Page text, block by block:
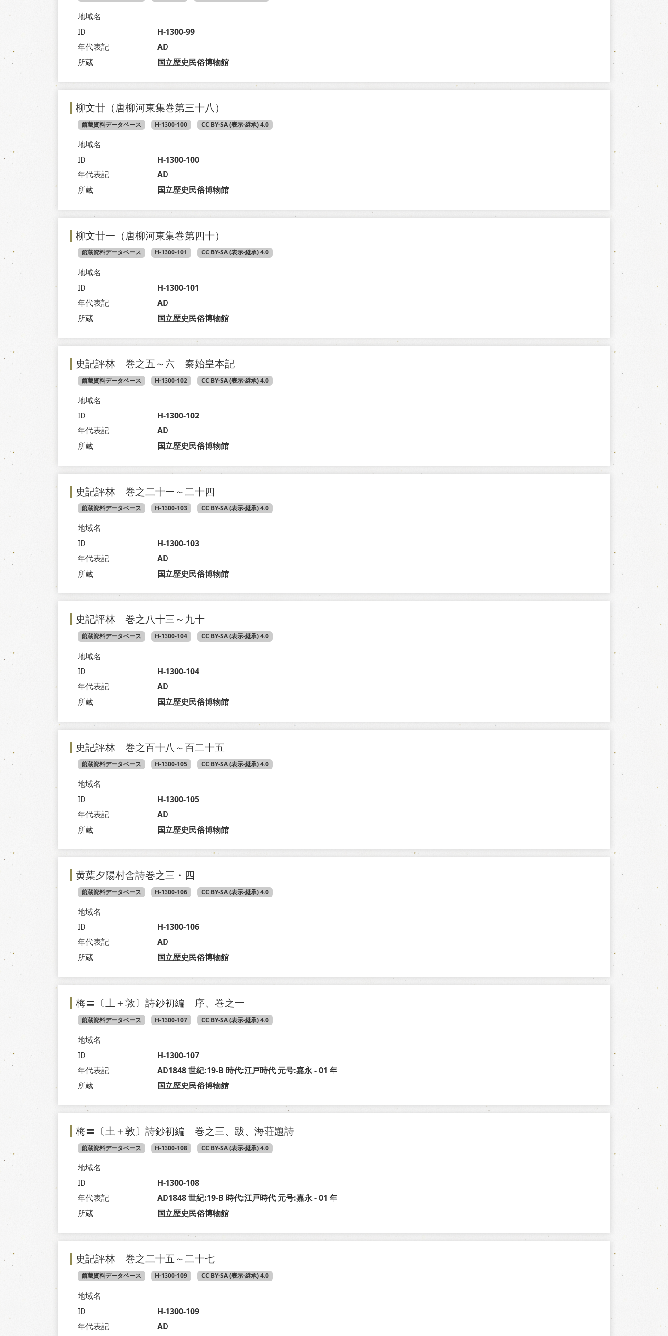
地域名
ID
H-1300-99
年代表記
AD
所蔵
国立歴史民俗博物館
柳文廿（唐柳河東集巻第三十八）
館蔵資料データベース H-1300-100 CC BY-SA (表示-継承) 4.0
地域名
ID
H-1300-100
年代表記
AD
所蔵
国立歴史民俗博物館
柳文廿一（唐柳河東集巻第四十）
館蔵資料データベース H-1300-101 CC BY-SA (表示-継承) 4.0
地域名
ID
H-1300-101
年代表記
AD
所蔵
国立歴史民俗博物館
史記評林 巻之五～六 秦始皇本記
館蔵資料データベース H-1300-102 CC BY-SA (表示-継承) 4.0
地域名
ID
H-1300-102
年代表記
AD
所蔵
国立歴史民俗博物館
史記評林 巻之二十一～二十四
館蔵資料データベース H-1300-103 CC BY-SA (表示-継承) 4.0
地域名
ID
H-1300-103
年代表記
AD
所蔵
国立歴史民俗博物館
史記評林 巻之八十三～九十
館蔵資料データベース H-1300-104 CC BY-SA (表示-継承) 4.0
地域名
ID
H-1300-104
年代表記
AD
所蔵
国立歴史民俗博物館
史記評林 巻之百十八～百二十五
館蔵資料データベース H-1300-105 CC BY-SA (表示-継承) 4.0
地域名
ID
H-1300-105
年代表記
AD
所蔵
国立歴史民俗博物館
黄葉夕陽村舎詩巻之三・四
館蔵資料データベース H-1300-106 CC BY-SA (表示-継承) 4.0
地域名
ID
H-1300-106
年代表記
AD
所蔵
国立歴史民俗博物館
梅〓〔土＋敦〕詩鈔初編 序、巻之一
館蔵資料データベース H-1300-107 CC BY-SA (表示-継承) 4.0
地域名
ID
H-1300-107
年代表記
AD1848 世紀:19-B 時代:江戸時代 元号:嘉永 - 01 年
所蔵
国立歴史民俗博物館
梅〓〔土＋敦〕詩鈔初編 巻之三、跋、海荘題詩
館蔵資料データベース H-1300-108 CC BY-SA (表示-継承) 4.0
地域名
ID
H-1300-108
年代表記
AD1848 世紀:19-B 時代:江戸時代 元号:嘉永 - 01 年
所蔵
国立歴史民俗博物館
史記評林 巻之二十五～二十七
館蔵資料データベース H-1300-109 CC BY-SA (表示-継承) 4.0
地域名
ID
H-1300-109
年代表記
AD